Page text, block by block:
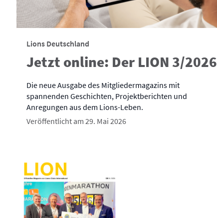
Lions Deutschland
Jetzt online: Der LION 3/2026
Die neue Ausgabe des Mitgliedermagazins mit
spannenden Geschichten, Projektberichten und
Anregungen aus dem Lions-Leben.
Veröffentlicht am 29. Mai 2026